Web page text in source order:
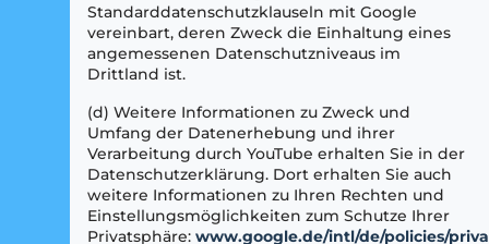
Standarddatenschutzklauseln mit Google
vereinbart, deren Zweck die Einhaltung eines
angemessenen Datenschutzniveaus im
Drittland ist.
(d) Weitere Informationen zu Zweck und
Umfang der Datenerhebung und ihrer
Verarbeitung durch YouTube erhalten Sie in der
Datenschutzerklärung. Dort erhalten Sie auch
weitere Informationen zu Ihren Rechten und
Einstellungsmöglichkeiten zum Schutze Ihrer
Privatsphäre: www.google.de/intl/de/policies/